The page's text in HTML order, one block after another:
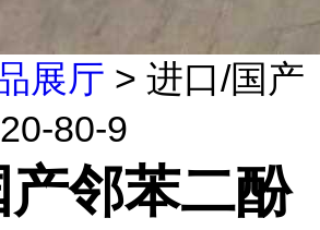
展厅 > 进口/国产
80-9
邻苯二酚